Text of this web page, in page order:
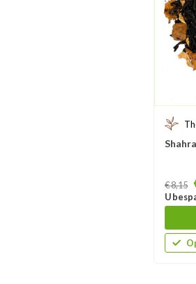
Prijs
€ 8,15
U